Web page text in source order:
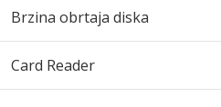
Brzina obrtaja diska
Card Reader